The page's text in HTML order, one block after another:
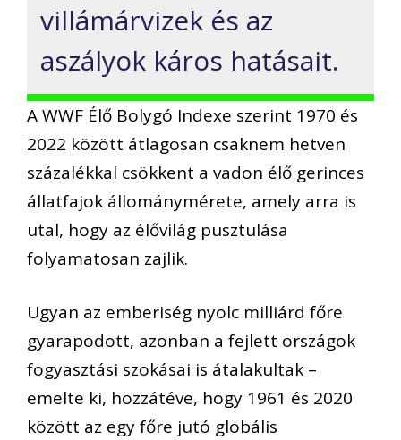
villámárvizek és az
aszályok káros hatásait.
A WWF Élő Bolygó Indexe szerint 1970 és
2022 között átlagosan csaknem hetven
százalékkal csökkent a vadon élő gerinces
állatfajok állománymérete, amely arra is
utal, hogy az élővilág pusztulása
folyamatosan zajlik.
Ugyan az emberiség nyolc milliárd főre
gyarapodott, azonban a fejlett országok
fogyasztási szokásai is átalakultak –
emelte ki, hozzátéve, hogy 1961 és 2020
között az egy főre jutó globális